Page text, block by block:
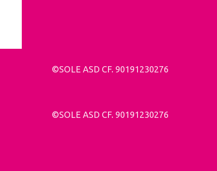
©SOLE ASD CF. 90191230276
©SOLE ASD CF. 90191230276